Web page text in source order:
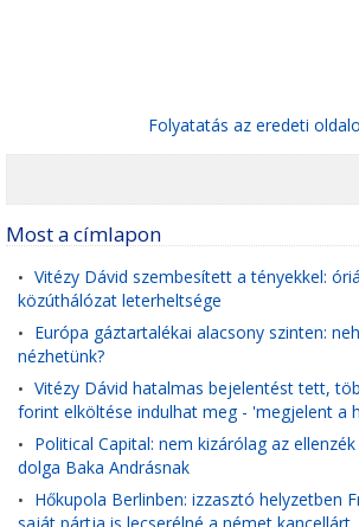
Folyatatás az eredeti
Most a címlapon
• Vitézy Dávid szembesített a tényekkel:
közúthálózat leterheltsége
• Európa gáztartalékai alacsony szinten:
nézhetünk?
• Vitézy Dávid hatalmas bejelentést tett,
forint elköltése indulhat meg - 'megjelent a
• Political Capital: nem kizárólag az
dolga Baka Andrásnak
• Hőkupola Berlinben: izzasztó helyzetben
saját pártja is lecserélné a német kancellárt